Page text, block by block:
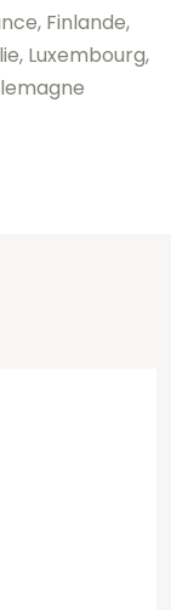
Finlande,
Luxembourg,